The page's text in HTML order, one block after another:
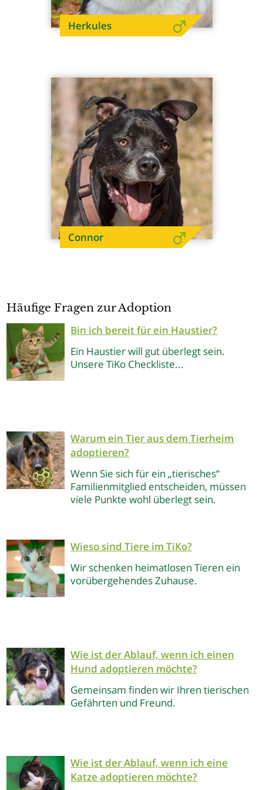
Herkules
Connor
Häufige Fragen zur Adoption
Bin ich bereit für ein Haustier?
Ein Haustier will gut überlegt sein.
Unsere TiKo Checkliste...
Warum ein Tier aus dem Tierheim
adoptieren?
Wenn Sie sich für ein „tierisches“
Familienmitglied entscheiden, müssen
viele Punkte wohl überlegt sein.
Wieso sind Tiere im TiKo?
Wir schenken heimatlosen Tieren ein
vorübergehendes Zuhause.
Wie ist der Ablauf, wenn ich einen
Hund adoptieren möchte?
Gemeinsam finden wir Ihren tierischen
Gefährten und Freund.
Wie ist der Ablauf, wenn ich eine
Katze adoptieren möchte?